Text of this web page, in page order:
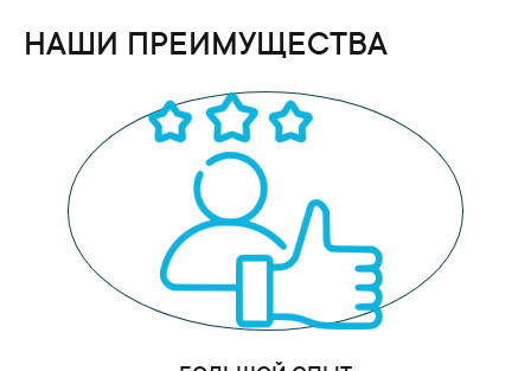
НАШИ ПРЕИМУЩЕСТВА